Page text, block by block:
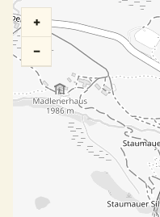
+
−